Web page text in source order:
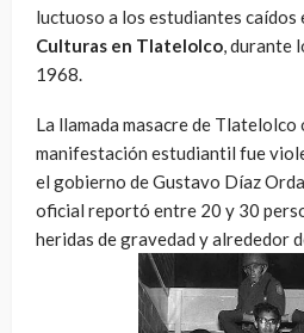
luctuoso a los estudiantes caídos
Culturas en Tlatelolco, durante
1968.
La llamada masacre de Tlatelolco
manifestación estudiantil fue
el gobierno de Gustavo Díaz
oficial reportó entre 20 y 30
heridas de gravedad y alrededor